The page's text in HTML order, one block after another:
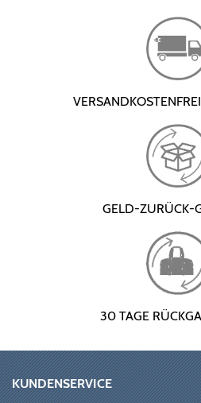
GELD-ZURÜCK-
30 TAGE
KUNDENSERVICE